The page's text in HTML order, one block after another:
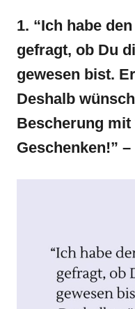
1. “Ich habe
gefragt, ob Du
gewesen bist.
Deshalb
Bescherung
Geschenken!”